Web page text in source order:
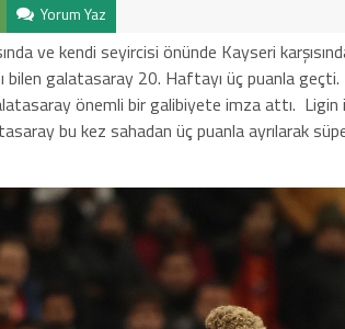
Yorum Yaz
ve kendi seyircisi önünde Kayseri
bilen galatasaray 20. Haftayı üç puanla geçti.
önemli bir galibiyete imza attı. Ligin
bu kez sahadan üç puanla ayrılarak